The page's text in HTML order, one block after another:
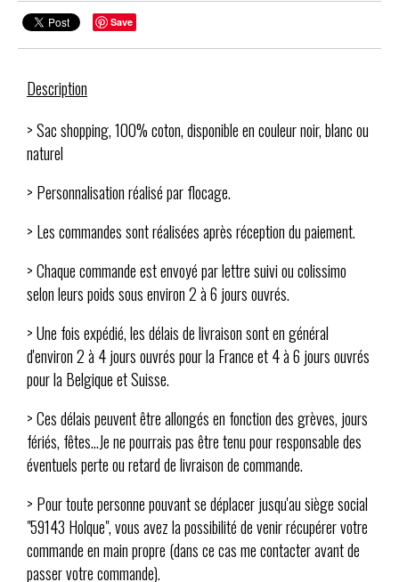
Save
Description
> Sac shopping, 100% coton, disponible en couleur noir, blanc ou
naturel
> Personnalisation réalisé par flocage.
> Les commandes sont réalisées après réception du paiement.
> Chaque commande est envoyé par lettre suivi ou colissimo
selon leurs poids sous environ 2 à 6 jours ouvrés.
> Une fois expédié, les délais de livraison sont en général
d'environ 2 à 4 jours ouvrés pour la France et 4 à 6 jours ouvrés
pour la Belgique et Suisse.
> Ces délais peuvent être allongés en fonction des grèves, jours
fériés, fêtes...Je ne pourrais pas être tenu pour responsable des
éventuels perte ou retard de livraison de commande.
> Pour toute personne pouvant se déplacer jusqu'au siège social
"59143 Holque", vous avez la possibilité de venir récupérer votre
commande en main propre (dans ce cas me contacter avant de
passer votre commande).